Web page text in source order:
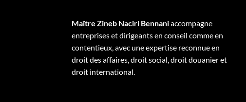
Maître Zineb Naciri Bennaniaccompagne
entreprises et dirigeants en conseil comme en
contentieux, avec une expertise reconnue en
droit des affaires, droit social, droit douanier et
droit international.